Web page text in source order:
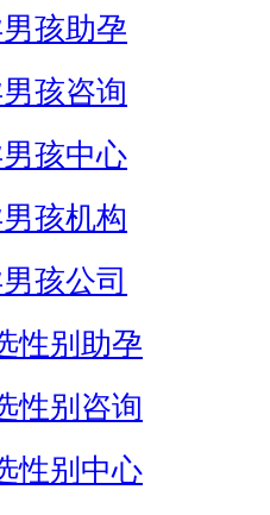
孩助孕
孩咨询
孩中心
孩机构
孩公司
性别助孕
性别咨询
性别中心